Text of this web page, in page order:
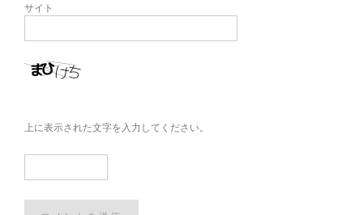
サイト
上に表示された文字を入力してください。